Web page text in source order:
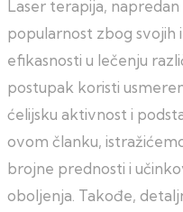
Laser terapija,
popularnost zbog svojih
efikasnosti u lečenju
postupak koristi
ćelijsku aktivnost i
ovom članku,
brojne prednosti i
oboljenja. Takođe,